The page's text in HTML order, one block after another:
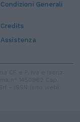
Condizioni Generali
Credits
Assistenza